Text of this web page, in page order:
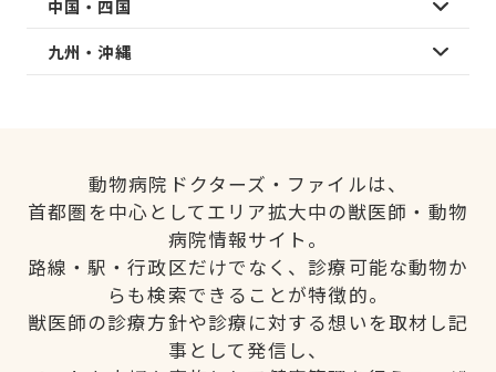
中国・四国
九州・沖縄
動物病院ドクターズ・ファイルは、
首都圏を中心としてエリア拡大中の獣医師・動物
病院情報サイト。
路線・駅・行政区だけでなく、診療可能な動物か
らも検索できることが特徴的。
獣医師の診療方針や診療に対する想いを取材し記
事として発信し、